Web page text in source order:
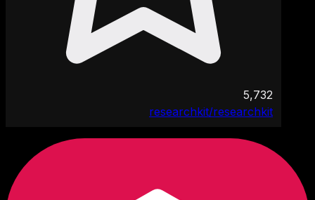
researchkit/researchkit
5,732